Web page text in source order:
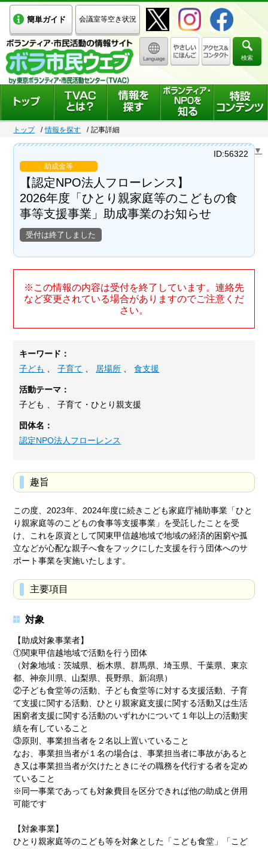
簡単ガイド 会議室等空き状況
検索
トップ 情報を探す 記事詳細
Select Language ▼
助成金等
【認定NPO法人フローレンス】
2026年度「ひとり親家庭等のこどもの食
事等支援事業」助成事業のお知らせ
受付は終了しました
ID:56322
※この情報の内容は受付を終了しています。連絡先
など変更されている場合がありますのでご注意くだ
さい。
キーワード：
子ども
、子育て 居場所 、食支援
活動テーマ：
子ども 、 子育て・ひとり親支援
団体名：
認定NPO法人フローレンス
趣旨
この度、2023年、2024年度に続きこども家庭庁補助事業「ひと
り親家庭等のこどもの食事等支援事業」を受託したことを受
け、これを原資として関東甲信越地域で地域の経済的困窮や孤
立などが心配な親子へ食をフックにした支援を行う団体へのサ
ポート事業を実施いたします。
主要項目
対象
【助成対象事業者】
①関東甲信越地域で活動を行う団体
（対象地域：茨城県、栃木県、群馬県、埼玉県、千葉県、東京
都、神奈川県、山梨県、長野県、新潟県）
②子ども食堂等の活動、子ども食堂等に対する支援活動、子育
て支援に関する活動、ひとり親家庭支援に関する活動又は生活
困窮者支援に関する活動のいずれかについて１年以上の活動実
績を有していること
③原則、事業担当者を２名以上置いていること
なお、事業担当者が１名の場合は、事業担当者に事故があると
き又は事業担当者が欠けたときにその職務を代行する者を定め
ていること
※同一事業であっても対象費目を区分できれば他の助成と併用
可能です
【対象事業】
ひとり親家庭等のこども等を対象とした「こども食堂」「こど